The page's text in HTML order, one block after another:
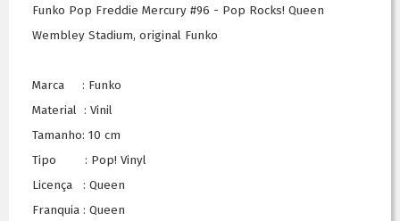
Funko Pop Freddie Mercury #96 - Pop Rocks! Queen
Wembley Stadium, original Funko
Marca : Funko
Material : Vinil
Tamanho: 10 cm
Tipo : Pop! Vinyl
Licença : Queen
Franquia : Queen